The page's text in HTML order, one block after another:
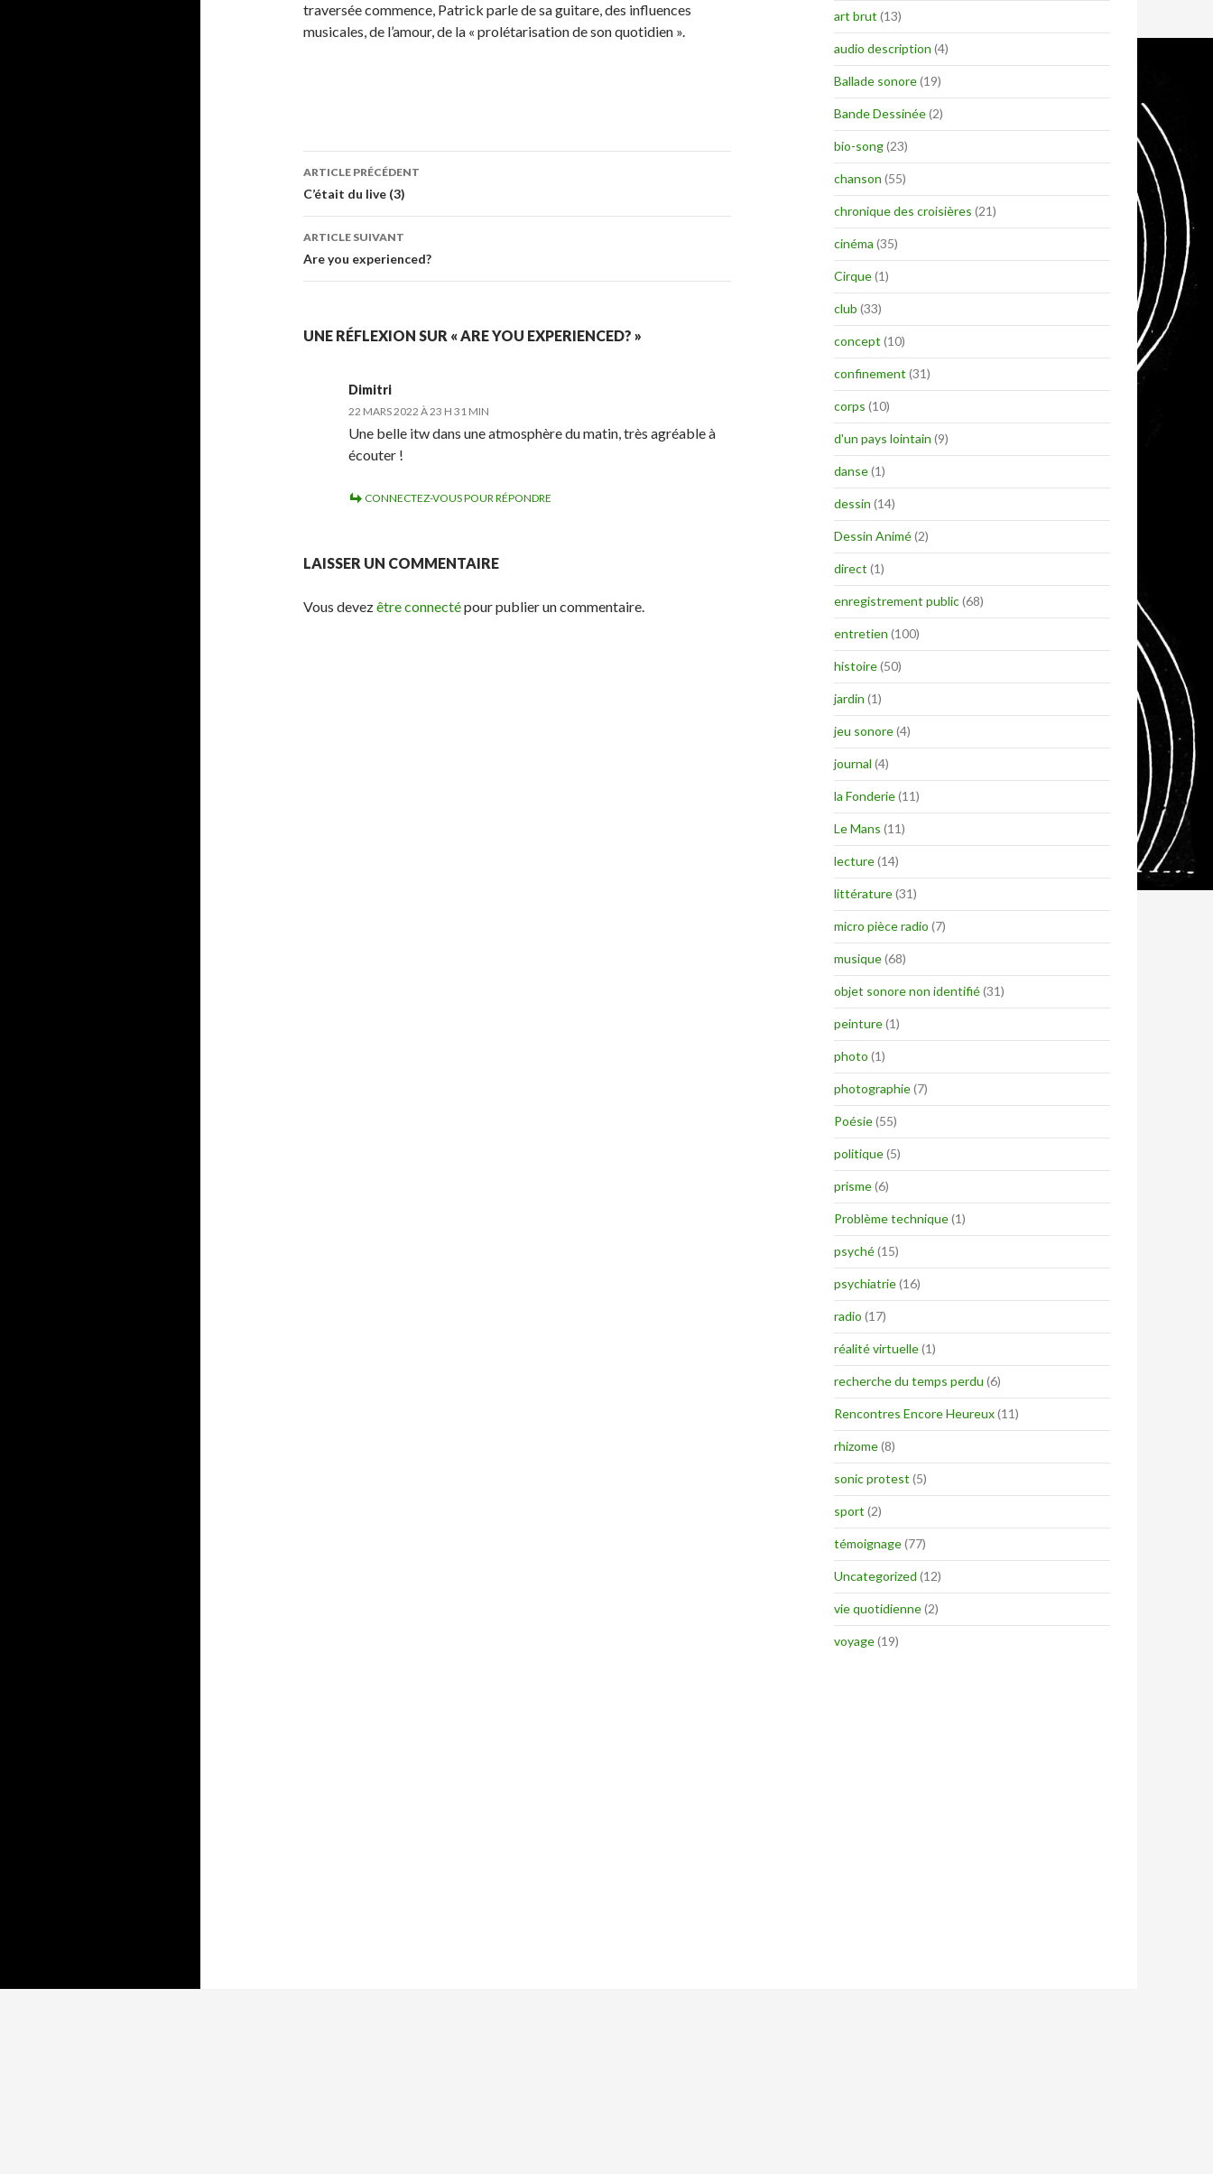
traversée commence, Patrick parle de sa guitare, des influences
musicales, de l’amour, de la « prolétarisation de son quotidien ».
Navigation
des
articles
ARTICLE PRÉCÉDENT
C’était du live (3)
ARTICLE SUIVANT
Are you experienced?
UNE RÉFLEXION SUR « ARE YOU EXPERIENCED? »
Dimitri
22 MARS 2022 À 23 H 31 MIN
Une belle itw dans une atmosphère du matin, très agréable à
écouter !
CONNECTEZ-VOUS POUR RÉPONDRE
LAISSER UN COMMENTAIRE
Vous devezêtre connectépour publier un commentaire.
art brut (13)
audio description (4)
Ballade sonore(19)
Bande Dessinée(2)
bio-song(23)
chanson (55)
chronique des croisières (21)
cinéma (35)
Cirque(1)
club (33)
concept (10)
confinement (31)
corps (10)
d'un pays lointain (9)
danse(1)
dessin (14)
Dessin Animé(2)
direct (1)
enregistrement public(68)
entretien (100)
histoire(50)
jardin (1)
jeu sonore(4)
journal (4)
la Fonderie(11)
Le Mans (11)
lecture(14)
littérature(31)
micro pièce radio (7)
musique(68)
objet sonore non identifié(31)
peinture(1)
photo (1)
photographie(7)
Poésie(55)
politique(5)
prisme(6)
Problème technique(1)
psyché(15)
psychiatrie(16)
radio (17)
réalité virtuelle(1)
recherche du temps perdu (6)
Rencontres Encore Heureux(11)
rhizome(8)
sonic protest (5)
sport (2)
témoignage(77)
Uncategorized (12)
vie quotidienne(2)
voyage(19)